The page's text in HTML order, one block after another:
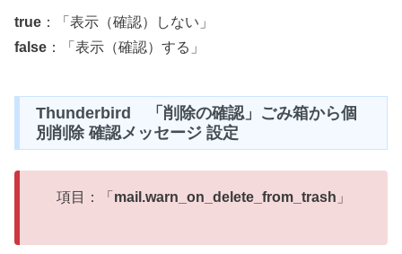
true ：「表示（確認）しない」
false ：「表示（確認）する」
Thunderbird 「削除の確認」ごみ箱から個
別削除 確認メッセージ 設定
項目：「 mail.warn_on_delete_from_trash 」